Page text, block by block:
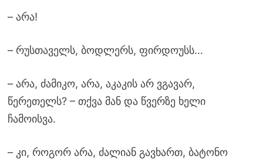
– არა!
– რუსთაველს, ბოდლერს, ფირდოუსს…
– არა, ძამიკო, არა, აკაკის არ ვგავარ,
წერეთელს? – თქვა მან და წვერზე ხელი
ჩამოისვა.
– კი, როგორ არა, ძალიან გავხართ, ბატონო